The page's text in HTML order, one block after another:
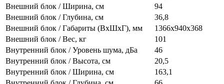
Внешний блок / Ширина, см
94
Внешний блок / Глубина, см
36,8
Внешний блок / Габариты (ВхШхГ), мм
1366х940х368
Внешний блок / Вес, кг
101
Внутренний блок / Уровень шума, дБа
46
Внутренний блок / Высота, см
20,5
Внутренний блок / Ширина, см
163,1